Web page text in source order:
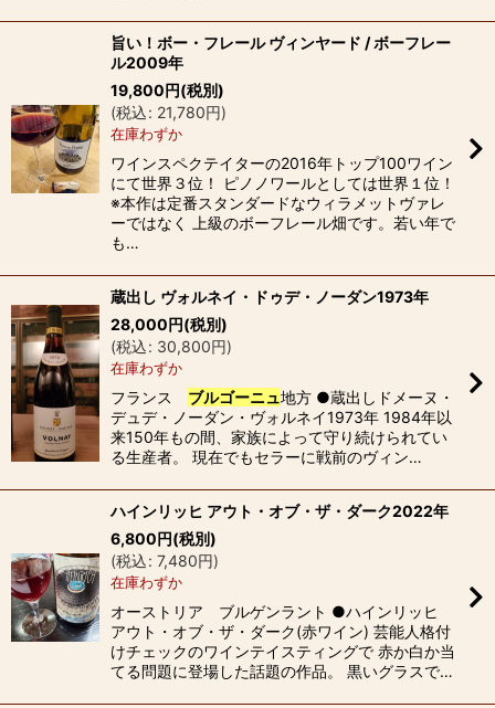
旨い！ボー・フレール ヴィンヤード / ボーフレー
ル2009年
19,800円(税別)
(税込: 21,780円)
在庫わずか
ワインスペクテイターの2016年トップ100ワイン
にて世界３位！ ピノノワールとしては世界１位！
※本作は定番スタンダードなウィラメットヴァレ
ーではなく 上級のボーフレール畑です。若い年で
も…
蔵出し ヴォルネイ・ドゥデ・ノーダン1973年
28,000円(税別)
(税込: 30,800円)
在庫わずか
フランス ブルゴーニュ地方 ●蔵出しドメーヌ・
デュデ・ノーダン・ヴォルネイ1973年 1984年以
来150年もの間、家族によって守り続けられてい
る生産者。 現在でもセラーに戦前のヴィン…
ハインリッヒ アウト・オブ・ザ・ダーク2022年
6,800円(税別)
(税込: 7,480円)
在庫わずか
オーストリア ブルゲンラント ●ハインリッヒ
アウト・オブ・ザ・ダーク(赤ワイン) 芸能人格付
けチェックのワインテイスティングで 赤か白か当
てる問題に登場した話題の作品。 黒いグラスで…